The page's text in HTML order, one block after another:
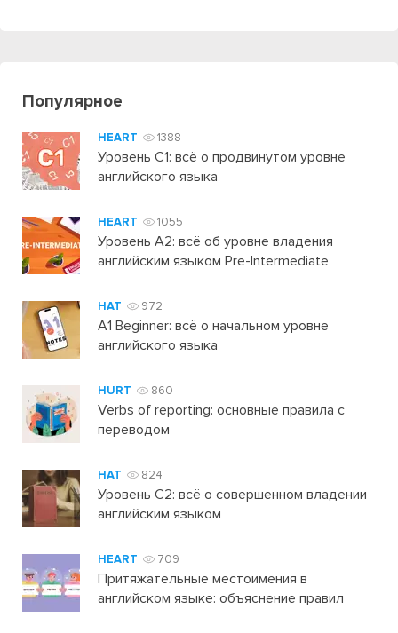
Популярное
HEART 1388
Уровень C1: всё о продвинутом уровне
английского языка
HEART 1055
Уровень А2: всё об уровне владения
английским языком Pre-Intermediate
HAT 972
A1 Beginner: всё о начальном уровне
английского языка
HURT 860
Verbs of reporting: основные правила с
переводом
HAT 824
Уровень C2: всё о совершенном владении
английским языком
HEART 709
Притяжательные местоимения в
английском языке: объяснение правил